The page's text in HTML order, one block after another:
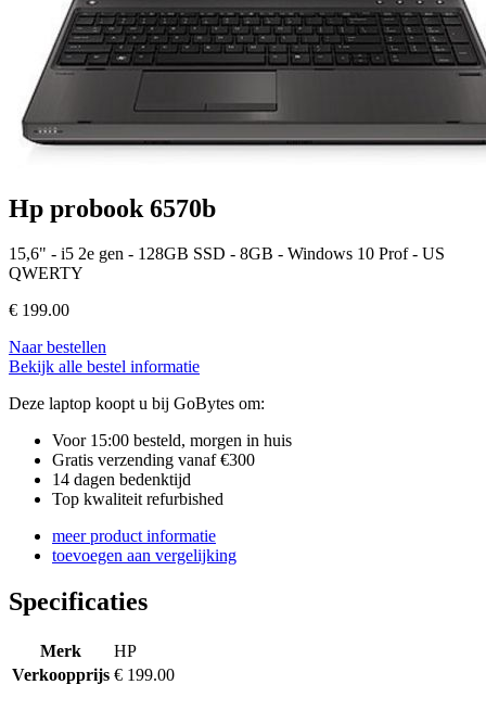
Hp probook 6570b
15,6" - i5 2e gen - 128GB SSD - 8GB - Windows 10 Prof - US
QWERTY
€ 199.00
Naar bestellen
Bekijk alle bestel informatie
Deze laptop koopt u bij GoBytes om:
Voor 15:00 besteld, morgen in huis
Gratis verzending vanaf €300
14 dagen bedenktijd
Top kwaliteit refurbished
meer product informatie
toevoegen aan vergelijking
Specificaties
Merk
HP
Verkoopprijs € 199.00